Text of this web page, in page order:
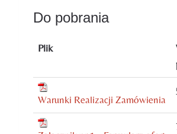
Do pobrania
Plik
Warunki Realizacji Zamówienia